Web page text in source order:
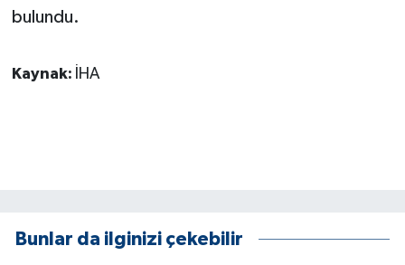
bulundu.
Kaynak: İHA
Bunlar da ilginizi çekebilir